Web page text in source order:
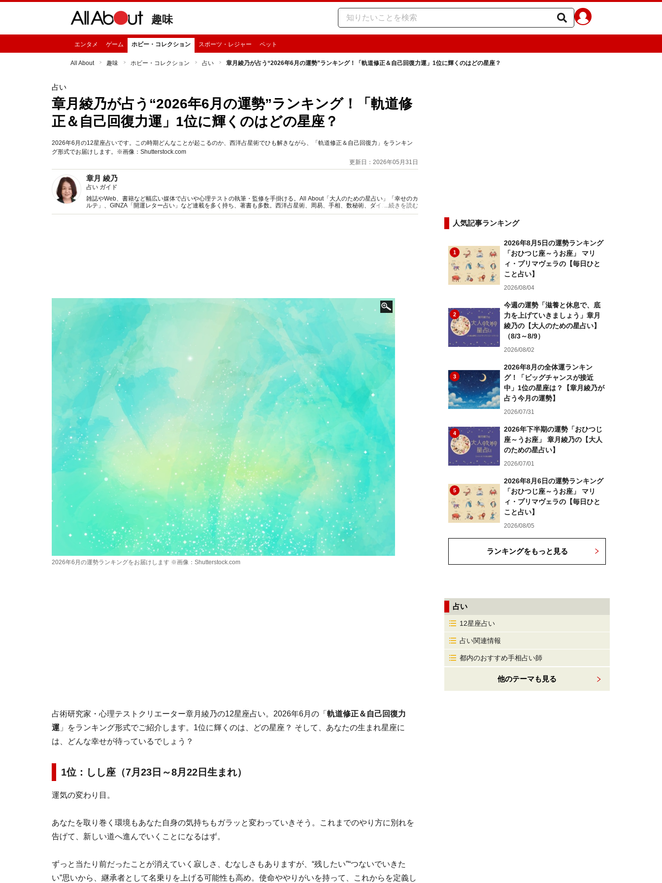
趣味
エンタメ ゲーム ホビー・コレクション スポーツ・レジャー ペット
All About 趣味 ホビー・コレクション 占い 章月綾乃が占う“2026年6月の運勢”ランキング！「軌道修正＆自己回復力運」1位に輝くのはどの星座？
占い
章月綾乃が占う“2026年6月の運勢”ランキング！「軌道修
正＆自己回復力運」1位に輝くのはどの星座？
2026年6月の12星座占いです。この時期どんなことが起こるのか、西洋占星術でひも解きながら、「軌道修正＆自己回復力」をランキン
グ形式でお届けします。※画像：Shutterstock.com
更新日：2026年05月31日
章月 綾乃
占い ガイド
雑誌やWeb、書籍など幅広い媒体で占いや心理テストの執筆・監修を手掛ける。All About「大人のための星占い」「幸せのカ
ルテ」、GINZA「開運レター占い」など連載を多く持ち、著書も多数。西洋占星術、周易、手相、数秘術、ダイスやカード占
い、しぐさや言葉グセの研究など守備範囲は広め。
...続きを読む
2026年6月の運勢ランキングをお届けします ※画像：Shutterstock.com
占術研究家・心理テストクリエーター章月綾乃の12星座占い。2026年6月の「 軌道修正＆自己回復力
運 」をランキング形式でご紹介します。1位に輝くのは、どの星座？ そして、あなたの生まれ星座に
は、どんな幸せが待っているでしょう？
1位：しし座（7月23日～8月22日生まれ）
運気の変わり目。
あなたを取り巻く環境もあなた自身の気持ちもガラッと変わっていきそう。これまでのやり方に別れを
告げて、新しい道へ進んでいくことになるはず。
ずっと当たり前だったことが消えていく寂しさ、むなしさもありますが、“残したい”“つないでいきた
い”思いから、継承者として名乗りを上げる可能性も高め。使命ややりがいを持って、これからを定義し
人気記事ランキング
1
2026年8月5日の運勢ランキング
「おひつじ座～うお座」 マリ
ィ・プリマヴェラの【毎日ひと
こと占い】
2026/08/04
2
今週の運勢「滋養と休息で、底
力を上げていきましょう」章月
綾乃の【大人のための星占い】
（8/3～8/9）
2026/08/02
3
2026年8月の全体運ランキン
グ！「ビッグチャンスが接近
中」1位の星座は？【章月綾乃が
占う今月の運勢】
2026/07/31
4
2026年下半期の運勢「おひつじ
座～うお座」 章月綾乃の【大人
のための星占い】
2026/07/01
5
2026年8月6日の運勢ランキング
「おひつじ座～うお座」 マリ
ィ・プリマヴェラの【毎日ひと
こと占い】
2026/08/05
ランキングをもっと見る
占い
12星座占い
占い関連情報
都内のおすすめ手相占い師
他のテーマも見る